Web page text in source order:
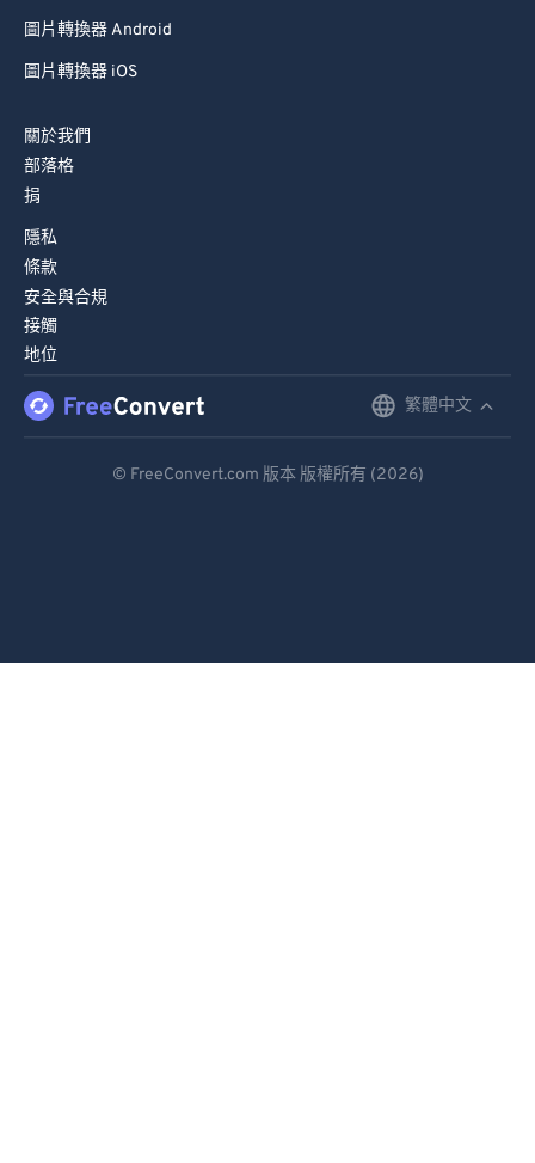
圖片轉換器 Android
圖片轉換器 iOS
關於我們
部落格
捐
隱私
條款
安全與合規
接觸
地位
繁體中文
© FreeConvert.com 版本 版權所有 (2026)